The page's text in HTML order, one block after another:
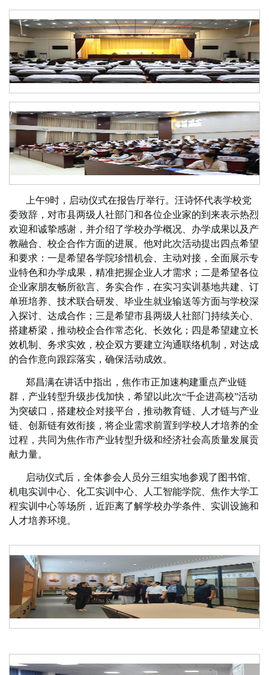
上午9时，启动仪式在报告厅举行。汪诗怀代表学校党
委致辞，对市县两级人社部门和各位企业家的到来表示热烈
欢迎和诚挚感谢，并介绍了学校办学概况、办学成果以及产
教融合、校企合作方面的进展。他对此次活动提出四点希望
和要求：一是希望各学院珍惜机会、主动对接，全面展示专
业特色和办学成果，精准把握企业人才需求；二是希望各位
企业家朋友畅所欲言、务实合作，在实习实训基地共建、订
单班培养、技术联合研发、毕业生就业输送等方面与学校深
入探讨、达成合作；三是希望市县两级人社部门持续关心、
搭建桥梁，推动校企合作常态化、长效化；四是希望建立长
效机制、务求实效，校企双方要建立沟通联络机制，对达成
的合作意向跟踪落实，确保活动成效。
郑昌满在讲话中指出，焦作市正加速构建重点产业链
群，产业转型升级步伐加快，希望以此次“千企进高校”活动
为突破口，搭建校企对接平台，推动教育链、人才链与产业
链、创新链有效衔接，将企业需求前置到学校人才培养的全
过程，共同为焦作市产业转型升级和经济社会高质量发展贡
献力量。
启动仪式后，全体参会人员分三组实地参观了图书馆、
机电实训中心、化工实训中心、人工智能学院、焦作大学工
程实训中心等场所，近距离了解学校办学条件、实训设施和
人才培养环境。